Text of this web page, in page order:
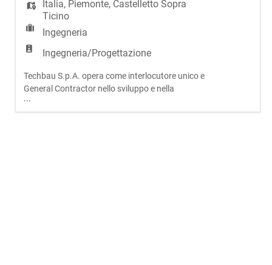
FR
IT
DE
livelli qual
Italia, Piemonte, Castelletto Sopra
Ticino
Ingegneria
Ingegneria/Progettazione
Techbau S.p.A. opera come interlocutore unico e
General Contractor nello sviluppo e nella
realizzazione di progetti complessi in ambito civile
e infrastrutturale. Attraverso un modello
...